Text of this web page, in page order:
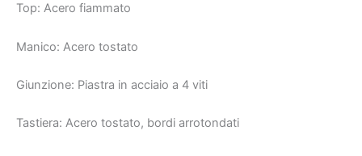
Top: Acero fiammato
Manico: Acero tostato
Giunzione: Piastra in acciaio a 4 viti
Tastiera: Acero tostato, bordi arrotondati